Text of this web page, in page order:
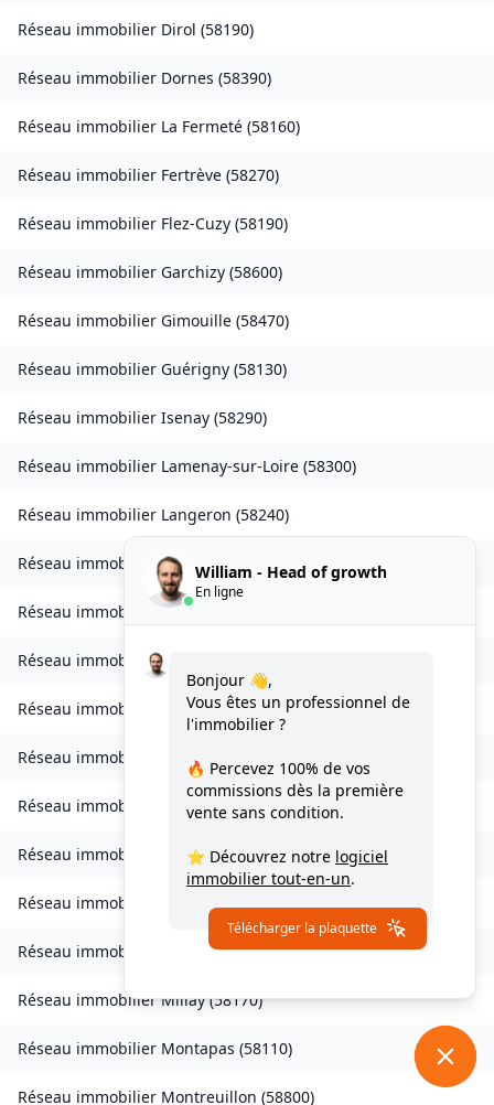
Réseau immobilier Dirol (58190)
Réseau immobilier Dornes (58390)
Réseau immobilier La Fermeté (58160)
Réseau immobilier Fertrève (58270)
Réseau immobilier Flez-Cuzy (58190)
Réseau immobilier Garchizy (58600)
Réseau immobilier Gimouille (58470)
Réseau immobilier Guérigny (58130)
Réseau immobilier Isenay (58290)
Réseau immobilier Lamenay-sur-Loire (58300)
Réseau immobilier Langeron (58240)
Réseau immobilierLanty(58250
Réseau immobilier Limon
Réseau immobilierLivry
Réseau immobilier Lucenay-lès-Aix( 58380)
Réseau immobilier (
Réseau immobilier Marcy(58210)
Réseau immobilier Mars-sur-Allier(58240)
Réseau immobilier (58210)
Réseau immobilier Mhère(58140)
Réseau immobilierMillay(58170)
Réseau immobilier Montapas (58110)
Réseau immobilier Montreuillon (58800)
William - Head of growth
En ligne
Bonjour 👋,
Vous êtes un professionnel de
l'immobilier ?
🔥 Percevez 100% de vos
commissions dès la première
vente sans condition.
⭐ Découvrez notre logiciel
immobilier tout-en-un.
Télécharger la plaquette